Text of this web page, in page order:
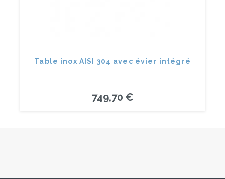
Table inox AISI 304 avec évier intégré
749,70 €